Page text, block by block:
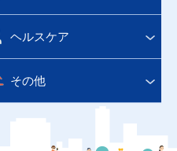
ヘルスケア
その他